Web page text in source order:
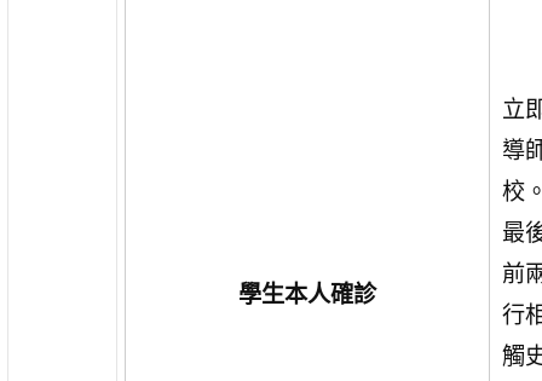
學生本人確診
立
導
校
最
前
行
觸